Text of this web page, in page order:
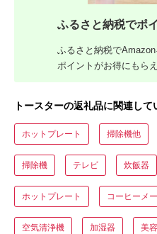
ふるさと納税でポ
ふるさと納税で
ポイントがお得にもら
トースターの返礼品に関連して
ホットプレート 掃除機他
掃除機 テレビ 炊飯器
ホットプレート コーヒーメ
空気清浄機 加湿器 美